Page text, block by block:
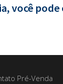
você
Pré-Venda